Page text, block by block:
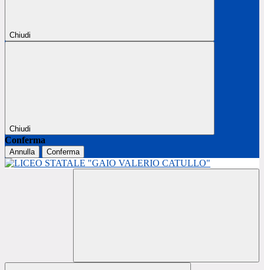
Chiudi
Chiudi
Conferma
Annulla Conferma